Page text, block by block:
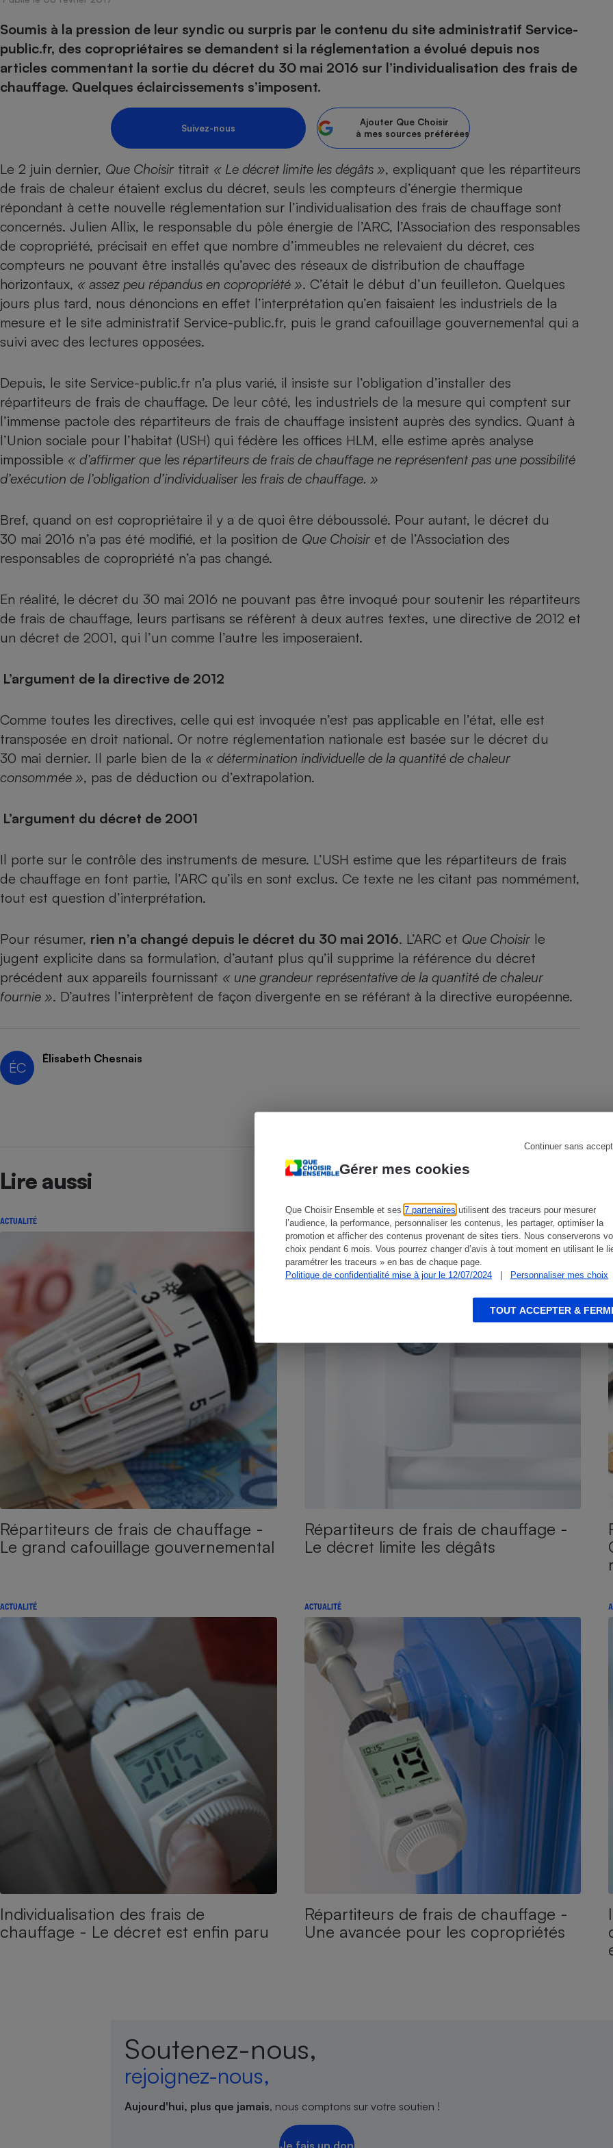
Gérer mes cookies
Que Choisir Ensemble et ses 7 partenaires utilisent des traceurs pour mesurer
l’audience, la performance, personnaliser les contenus, les partager, optimiser la
promotion et afficher des contenus provenant de sites tiers. Nous conserverons
choix pendant 6 mois. Vous pourrez changer d’avis à tout moment en utilisant le
paramétrer les traceurs » en bas de chaque page.
Politique de confidentialité mise à jour le 12/07/2024
| Personnaliser mes choix
Continuer sans
TOUT ACCEPTER &
Soumis à la pression de leur syndic ou surpris par le contenu du site administratif Service-
public.fr, des copropriétaires se demandent si la réglementation a évolué depuis nos
articles commentant la sortie du décret du 30 mai 2016 sur l’individualisation des frais de
chauffage. Quelques éclaircissements s’imposent.
Suivez-nous
Ajouter Que Choisir
à mes sources préférées
Le 2 juin dernier, Que Choisir titrait « Le décret limite les dégâts », expliquant que les répartiteurs
de frais de chaleur étaient exclus du décret, seuls les compteurs d’énergie thermique
répondant à cette nouvelle réglementation sur l’individualisation des frais de chauffage sont
concernés. Julien Allix, le responsable du pôle énergie de l’ARC, l’Association des responsables
de copropriété, précisait en effet que nombre d’immeubles ne relevaient du décret, ces
compteurs ne pouvant être installés qu’avec des réseaux de distribution de chauffage
horizontaux, « assez peu répandus en copropriété ». C’était le début d’un feuilleton. Quelques
jours plus tard, nous dénoncions en effet l’interprétation qu’en faisaient les industriels de la
mesure et le site administratif Service-public.fr, puis le grand cafouillage gouvernemental qui a
suivi avec des lectures opposées.
Depuis, le site Service-public.fr n’a plus varié, il insiste sur l’obligation d’installer des
répartiteurs de frais de chauffage. De leur côté, les industriels de la mesure qui comptent sur
l’immense pactole des répartiteurs de frais de chauffage insistent auprès des syndics. Quant à
l’Union sociale pour l’habitat (USH) qui fédère les offices HLM, elle estime après analyse
impossible « d’affirmer que les répartiteurs de frais de chauffage ne représentent pas une possibilité
d’exécution de l’obligation d’individualiser les frais de chauffage. »
Bref, quand on est copropriétaire il y a de quoi être déboussolé. Pour autant, le décret du
30 mai 2016 n’a pas été modifié, et la position de Que Choisir et de l’Association des
responsables de copropriété n’a pas changé.
En réalité, le décret du 30 mai 2016 ne pouvant pas être invoqué pour soutenir les répartiteurs
de frais de chauffage, leurs partisans se réfèrent à deux autres textes, une directive de 2012 et
un décret de 2001, qui l’un comme l’autre les imposeraient.
L’argument de la directive de 2012
Comme toutes les directives, celle qui est invoquée n’est pas applicable en l’état, elle est
transposée en droit national. Or notre réglementation nationale est basée sur le décret du
30 mai dernier. Il parle bien de la « détermination individuelle de la quantité de chaleur
consommée », pas de déduction ou d’extrapolation.
L’argument du décret de 2001
Il porte sur le contrôle des instruments de mesure. L’USH estime que les répartiteurs de frais
de chauffage en font partie, l’ARC qu’ils en sont exclus. Ce texte ne les citant pas nommément,
tout est question d’interprétation.
Pour résumer, rien n’a changé depuis le décret du 30 mai 2016. L’ARC et Que Choisir le
jugent explicite dans sa formulation, d’autant plus qu’il supprime la référence du décret
précédent aux appareils fournissant « une grandeur représentative de la quantité de chaleur
fournie ». D’autres l’interprètent de façon divergente en se référant à la directive européenne.
ÉC
Élisabeth Chesnais
Lire aussi
ACTUALITÉ
Répartiteurs de frais de chauffage -
Le grand cafouillage gouvernemental
ACTUALITÉ
Répartiteurs de frais de chauffage -
Le décret limite les dégâts
ACTUALITÉ
Individualisation des frais de
chauffage - Le décret est enfin paru
ACTUALITÉ
Répartiteurs de frais de chauffage -
Une avancée pour les copropriétés
Soutenez-nous,
rejoignez-nous,
Aujourd'hui, plus que jamais, nous comptons sur votre soutien !
Produit alimentaire
Sécurité - Hygiène
Supermarché - Drive
Circuits courts et
alimentation locale
Complément
alimentaire
Foie gras
Champagne - Comment choisir une
Assurance
Banque - Crédit
Epargne - Fiscalité
Mutuelle Banque en ligne
Assurance emprunteur Assurance vie
Carburant
Circulation routière
Contrôle technique - Réparation
Comparateur auto
Supermarché - Drive
Comparatif sèche-linge
Comparatif réfrigérateur-congélateur
Comparatif plaque à induction
Comparatif hotte aspirante
Comparatif climatiseur mobile
Comparatif aspirateur balai
Comparatif aspirateur traîneau
Comparatif cafetière automatique
Comparatif robot cuiseur
Comparatif centrale vapeur
Gros électroménager
Lave-linge Lave-vaisselle
Plaque de cuisson à
Cafetière à expressos Réfrigérateur
Électricité - Gaz
Panneaux
photovoltaïques
Comparatif smartphone
Comparatif casque audio
Comparatif barre de son
Comparatif imprimante multifonction
Comparatif ordinateur portable
Comparatif ultrabook
Comparatif tablette tactile
Image et son
Informatique
Internet
Téléphonie
Téléviseur Ordinateur portable
Smartphone
Crédit immobilier
Comparatif nettoyeur haute
pression
Comparatif tondeuse robot
Comparatif poêle à granulés
Comparatif radiateur électrique
Aménagement
Bricolage - Jardinage
Chauffage
Produit d'entretien
Sécurité domestique
Matelas Poêle à granulés
Radiateur électrique Électricité - Gaz
Climatiseur -
Lessive
Comparateur mutuelle
Comparateur des devis d’opticiens
Hygiène - Beauté
Maladie - Médecine - Médicament
Système de santé - Complémentaire santé
Mutuelle Aide auditive
Antimoustique Crème solaire
Maison de retraite
funèbres
Retraite
Puériculture - Produit
pour bébé
Choisir son fioul
Choisir son pellet
Comparateur assurance emprunteur
Energie Moins Chère Ensemble
Tous les comparateurs
Toutes les cartes interactives
Speedtest - Testez le débit de votre
connexion Internet
nous ?